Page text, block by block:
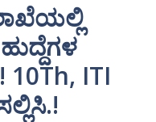
10Th, ITI